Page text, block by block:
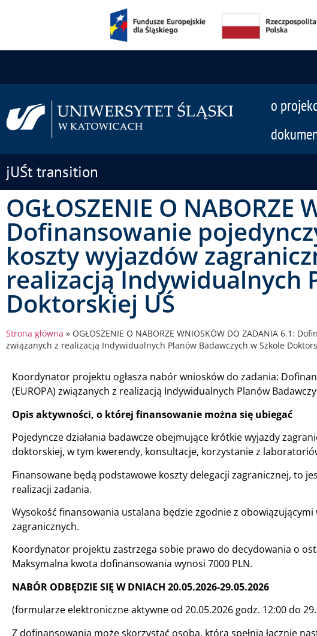
o
jUŚt transition
OGŁOSZENIE O NABORZE
Dofinansowanie
koszty wyjazdów
realizacją Indywidualnych
Doktorskiej UŚ
Strona główna » OGŁOSZENIE O NABORZE WNIOSKÓW DO ZADANIA 6.1:
związanych z realizacją Indywidualnych Planów Badawczych w Szkole
Koordynator projektu ogłasza nabór wniosków do zadania:
(EUROPA) związanych z realizacją Indywidualnych Planów
Opis aktywności, o której finansowanie można się ubiegać
Pojedyncze działania badawcze obejmujące krótkie wyjazdy
doktorskiej, w tym kwerendy, konsultacje, korzystanie z
Finansowane będą podstawowe koszty delegacji zagranicznej, to
realizacji zadania.
Wysokość finansowania ustalana będzie zgodnie z
zagranicznych.
Koordynator projektu zastrzega sobie prawo do decydowania o
Maksymalna kwota dofinansowania wynosi 7000 PLN.
NABÓR ODBĘDZIE SIĘ W DNIACH 20.05.2026-29.05.2026
(formularze elektroniczne aktywne od 20.05.2026 godz. 12:00 do
Z dofinansowania może skorzystać osoba, która spełnia łącznie